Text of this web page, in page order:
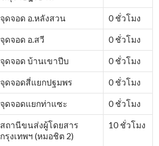
จุดจอด อ.หลังสวน 0 ชั่วโมง
จุดจอด อ.สวี 0 ชั่วโมง
จุดจอด บ้านเขาปีบ 0 ชั่วโมง
จุดจอดสี่แยกปฐมพร 0 ชั่วโมง
จุดจอดแยกท่าแซะ 0 ชั่วโมง
สถานีขนส่งผู้โดยสาร
กรุงเทพฯ (หมอชิต 2)
10 ชั่วโมง